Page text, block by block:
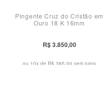
Pingente Cruz do Cristão em
Ouro 18 K 16mm
R$ 3.850,00
ou 10x de R$ 385,00 sem juros